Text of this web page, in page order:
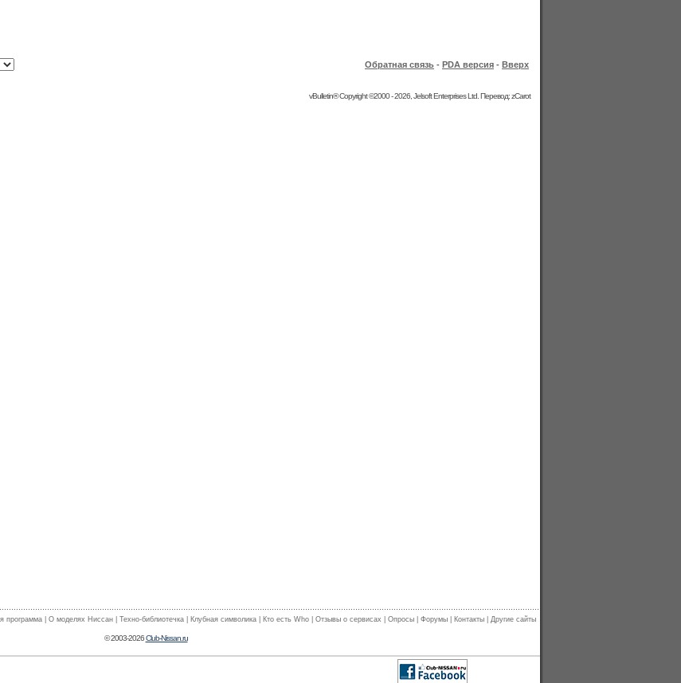
Обратная связь - PDA версия - Вверх
vBulletin® Copyright ©2000 - 2026, Jelsoft Enterprises Ltd. Перевод: zCarot
программа О моделях Ниссан Техно-библиотечка Клубная символика Кто есть Who Отзывы о сервисах Опросы Форумы Контакты Другие сайты
© 2003-2026Club-Nissan.ru